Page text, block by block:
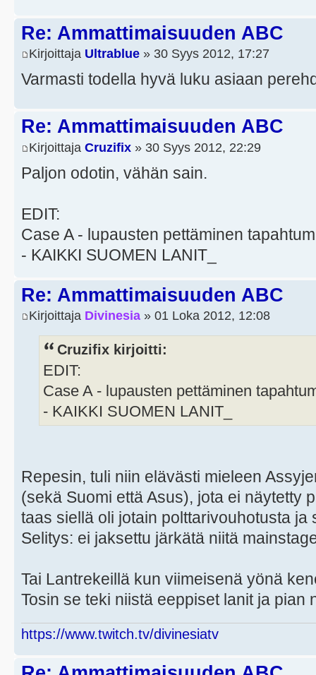
Re: Ammattimaisuuden ABC
Kirjoittaja Ultrablue » 30 Syys 2012, 17:27
Varmasti todella hyvä luku asiaan
Re: Ammattimaisuuden ABC
Kirjoittaja Cruzifix » 30 Syys 2012, 22:29
Paljon odotin, vähän sain.
EDIT:
Case A - lupausten pettäminen
- KAIKKI SUOMEN LANIT_
Re: Ammattimaisuuden ABC
Kirjoittaja Divinesia » 01 Loka 2012, 12:08
Cruzifix kirjoitti:
EDIT:
Case A - lupausten pettäminen
- KAIKKI SUOMEN LANIT_
Repesin, tuli niin elävästi mieleen
(sekä Suomi että Asus), jota ei näytetty
taas siellä oli jotain polttarivouhotusta ja
Selitys: ei jaksettu järkätä niitä
Tai Lantrekeillä kun viimeisenä yönä
Tosin se teki niistä eeppiset lanit ja pian
https://www.twitch.tv/divinesiatv